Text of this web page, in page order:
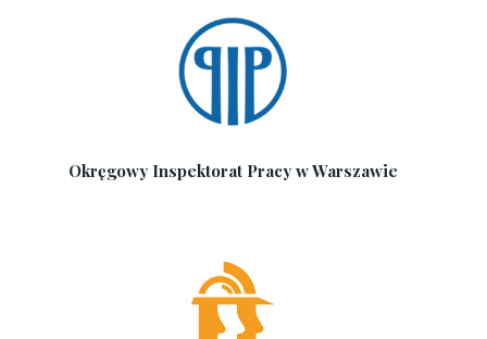
Okręgowy Inspektorat Pracy w Warszawie